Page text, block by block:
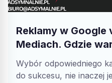
Reklamy w Google
Mediach. Gdzie
Wybór odpowiedniego
do sukcesu, nie inaczej